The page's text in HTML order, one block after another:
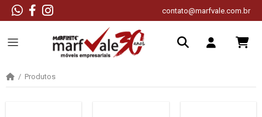
contato@marfvale.com.br
Produtos